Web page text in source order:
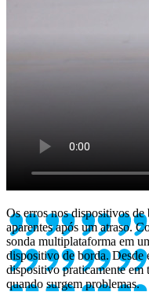
Os erros nos dispositivos
aparentes após um atraso.
sonda multiplataforma em
dispositivo de borda. Desde
dispositivo praticamente em
quando surgem problemas.